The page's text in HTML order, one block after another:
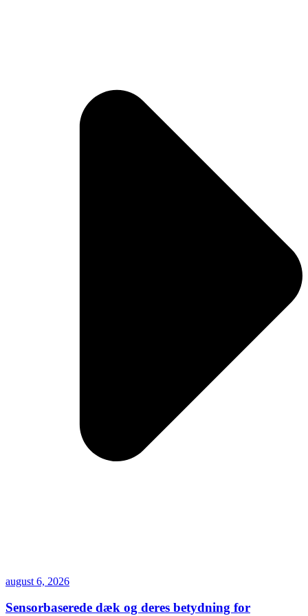
august 6, 2026
Sensorbaserede dæk og deres betydning for